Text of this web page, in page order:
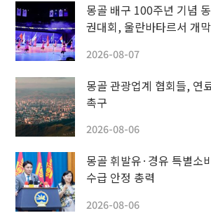
몽골 배구 100주년 기념
권대회, 울란바타르서 개막
2026-08-07
몽골 관광업계 협회들, 연
촉구
2026-08-06
몽골 휘발유·경유 특별
수급 안정 총력
2026-08-06